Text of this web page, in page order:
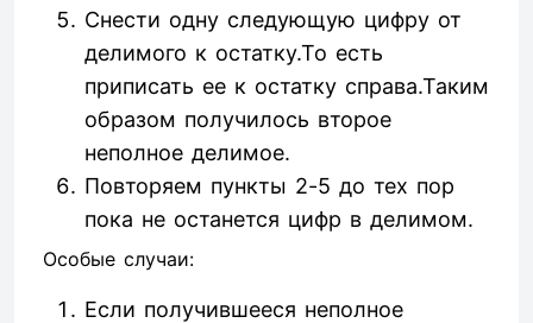
Снести одну следующую цифру от
делимого к остатку.То есть
приписать ее к остатку справа.Таким
образом получилось второе
неполное делимое.
Повторяем пункты 2-5 до тех пор
пока не останется цифр в делимом.
Особые случаи:
Если получившееся неполное